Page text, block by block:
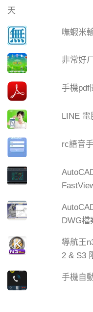
嘸蝦米
非常好
手機pdf
LINE
rc語音
DWG檔
導航王
2 & S3
手機自